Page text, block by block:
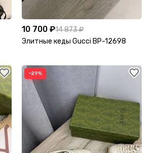
10 700 ₽14 873 ₽
Элитные кеды Gucci BP-12698
−29%